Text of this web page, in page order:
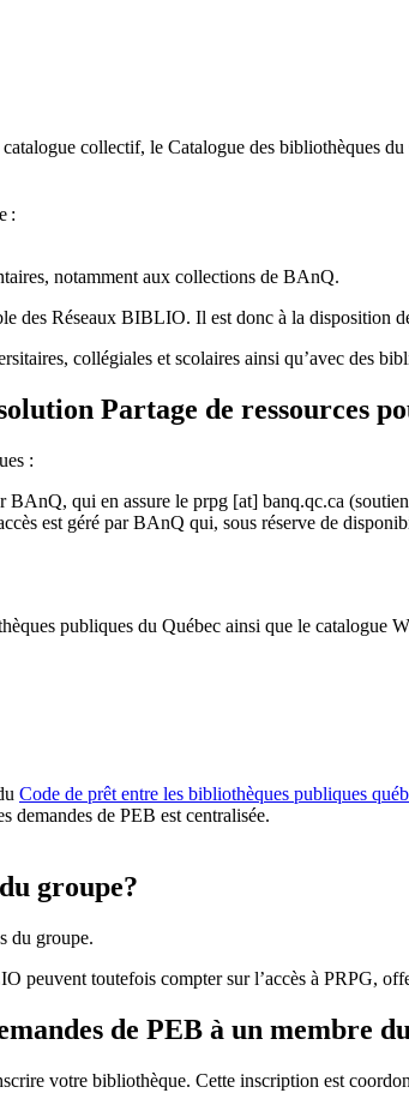
collectif, le Catalogue des bibliothèques
:
notamment aux collections de BAnQ.
des Réseaux BIBLIO. Il est donc à la disposition
collégiales et scolaires ainsi qu’avec des
Partage de ressources
:
BAnQ, qui en assure le prpg [at] banq.qc.ca
est géré par BAnQ qui, sous réserve de
publiques du Québec ainsi que le catalogue
Code de prêt entre les bibliothèques publiques
demandes de PEB est centralisée.
groupe?
du groupe.
peuvent toutefois compter sur l’accès à PRPG,
de PEB à un membre
votre bibliothèque. Cette inscription est